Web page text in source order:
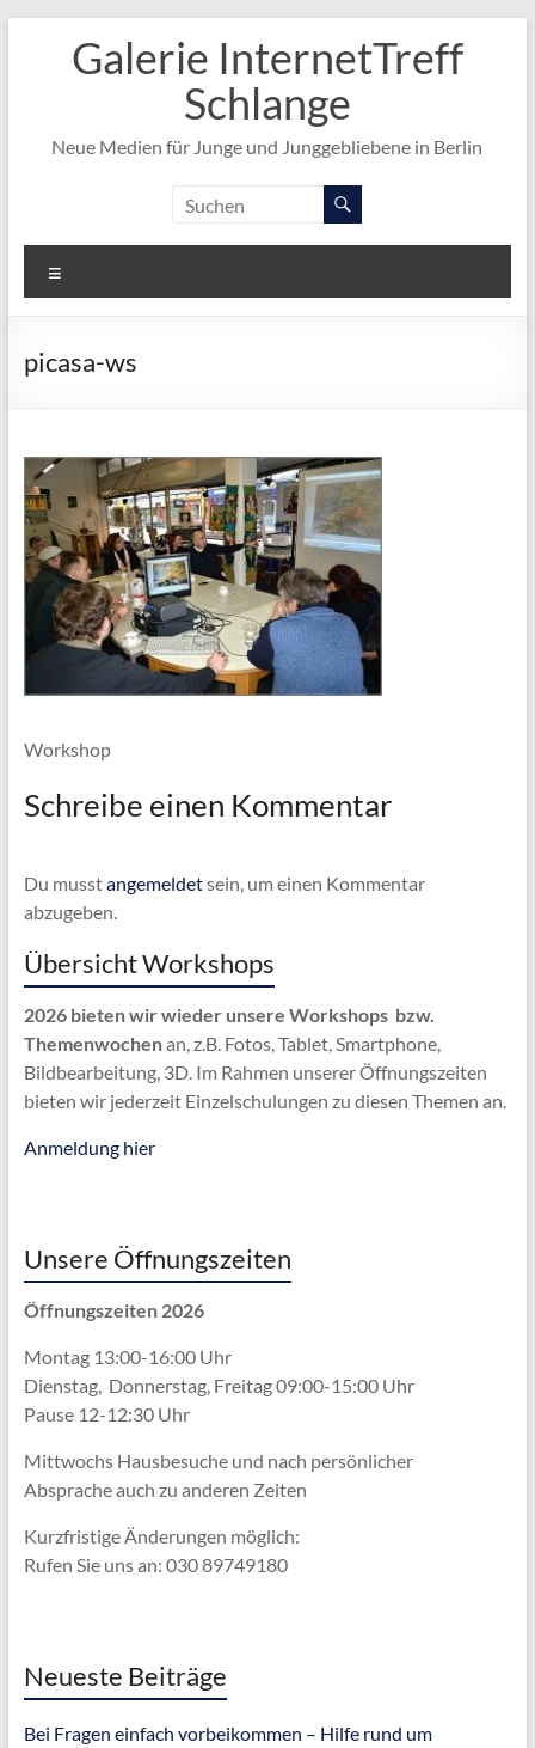
springenGalerie InternetTreff
Schlange
Neue Medien für Junge und Junggebliebene in Berlin
picasa-ws
Workshop
Schreibe einen Kommentar
Du musstangemeldetsein, um einen Kommentar
abzugeben.
Übersicht Workshops
2026 bieten wir wieder unsere Workshops bzw.
Themenwochenan, z.B. Fotos, Tablet, Smartphone,
Bildbearbeitung, 3D. Im Rahmen unserer Öffnungszeiten
bieten wir jederzeit Einzelschulungen zu diesen Themen an.
Anmeldung hier
Unsere Öffnungszeiten
Öffnungszeiten 2026
Montag 13:00-16:00 Uhr
Dienstag, Donnerstag, Freitag 09:00-15:00 Uhr
Pause 12-12:30 Uhr
Mittwochs Hausbesuche und nach persönlicher
Abspracheauch zu anderen Zeiten
Kurzfristige Änderungen möglich:
Rufen Sie uns an: 030 89749180
Neueste Beiträge
Bei Fragen einfach vorbeikommen – Hilfe rund um